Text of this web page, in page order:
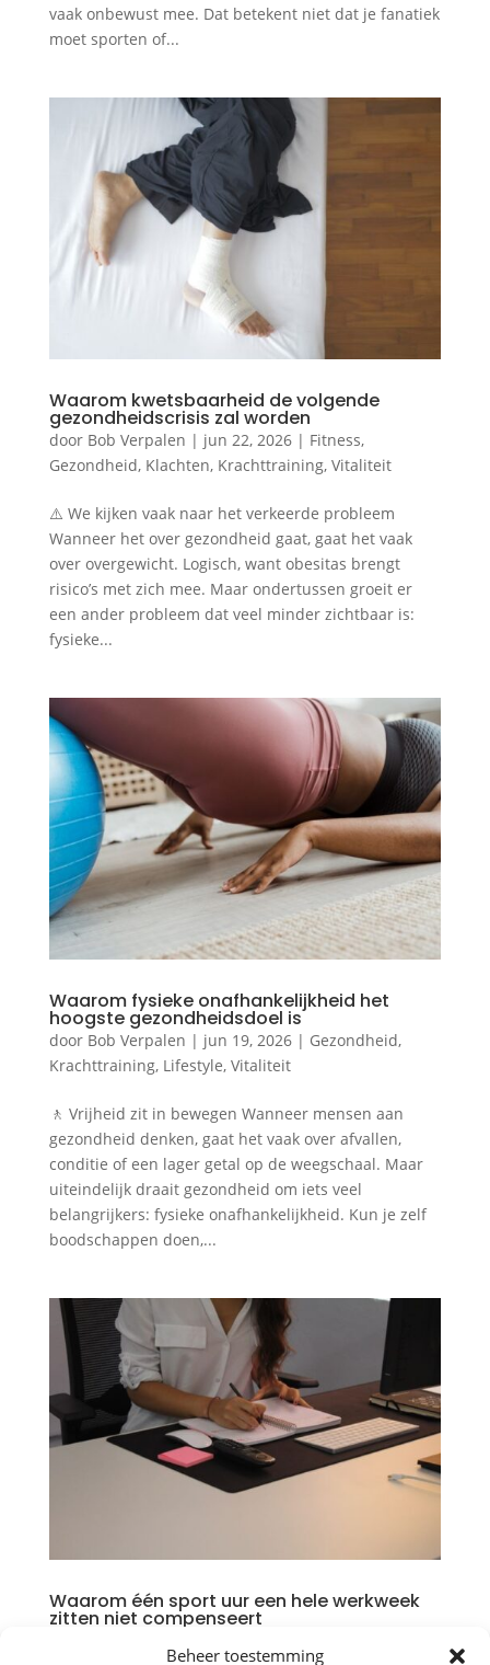
Beheer toestemming
vaak onbewust mee. Dat betekent niet dat je fanatiek
moet sporten of...
Waarom kwetsbaarheid de volgende
gezondheidscrisis zal worden
door Bob Verpalen | jun 22, 2026| Fitness,
Gezondheid, Klachten, Krachttraining, Vitaliteit
⚠️ We kijken vaak naar het verkeerde probleem
Wanneer het over gezondheid gaat, gaat het vaak
over overgewicht. Logisch, want obesitas brengt
risico’s met zich mee. Maar ondertussen groeit er
een ander probleem dat veel minder zichtbaar is:
fysieke...
Waarom fysieke onafhankelijkheid het
hoogste gezondheidsdoel is
door Bob Verpalen | jun 19, 2026| Gezondheid,
Krachttraining, Lifestyle, Vitaliteit
🚶 Vrijheid zit in bewegen Wanneer mensen aan
gezondheid denken, gaat het vaak over afvallen,
conditie of een lager getal op de weegschaal. Maar
uiteindelijk draait gezondheid om iets veel
belangrijkers: fysieke onafhankelijkheid. Kun je zelf
boodschappen doen,...
Waarom één sport uur een hele werkweek
zitten niet compenseert